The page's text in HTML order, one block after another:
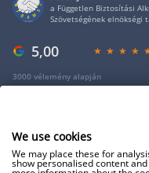
a Független Biztosítási
Szövetségének elnökségi
5,00
3000 vélemény alapján
Copyright 2009 - 2026 -
We use cookies
We may place these for
show personalised content